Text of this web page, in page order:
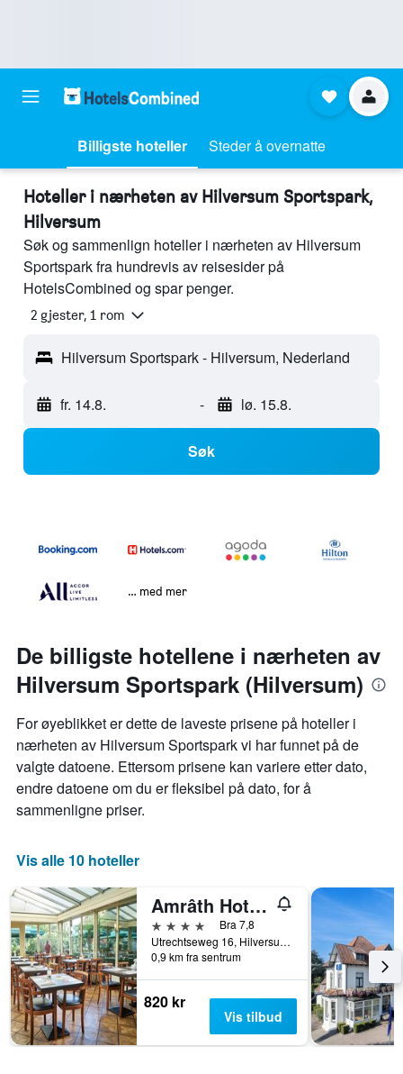
Billigste hoteller Steder å overnatte
Hoteller i nærheten av Hilversum Sportspark,
Hilversum
Søk og sammenlign hoteller i nærheten av Hilversum
Sportspark fra hundrevis av reisesider på
HotelsCombined og spar penger.
2 gjester, 1 rom
Hilversum Sportspark - Hilversum, Nederland
fr. 14.8. - lø. 15.8.
Søk
… med mer
De billigste hotellene i nærheten av
Hilversum Sportspark (Hilversum)
For øyeblikket er dette de laveste prisene på hoteller i
nærheten av Hilversum Sportspark vi har funnet på de
valgte datoene. Ettersom prisene kan variere etter dato,
endre datoene om du er fleksibel på dato, for å
sammenligne priser.
Vis alle 10 hoteller
Amrâth Hotel Lapershoek Arenapark
4 stjerner
Bra 7,8
Utrechtseweg 16, Hilversum, Nord-Holland, Nederland
0,9 km fra sentrum
820 kr
Vis tilbud